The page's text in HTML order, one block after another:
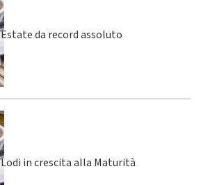
Estate da record assoluto
Lodi in crescita alla Maturità